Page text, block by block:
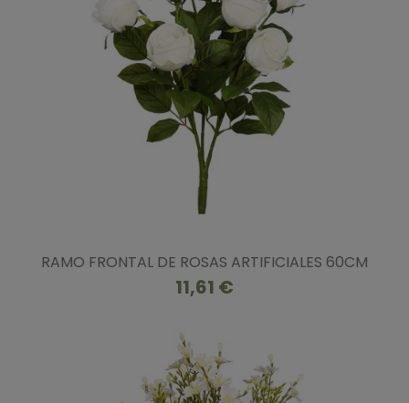
RAMO FRONTAL DE ROSAS ARTIFICIALES 60CM
11,61 €